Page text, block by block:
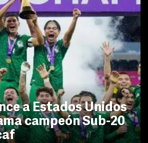
a Estados Unidos
campeón Sub-20